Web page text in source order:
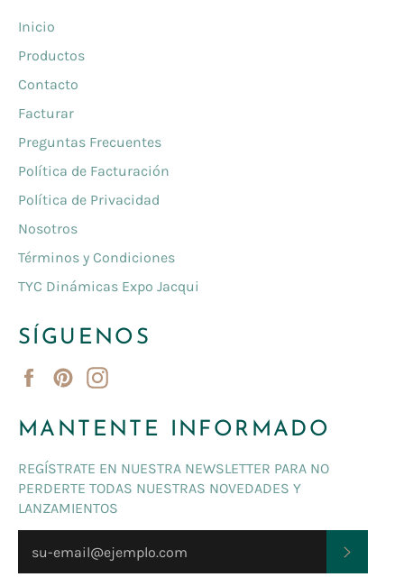
Inicio
Productos
Contacto
Facturar
Preguntas Frecuentes
Política de Facturación
Política de Privacidad
Nosotros
Términos y Condiciones
TYC Dinámicas Expo Jacqui
SÍGUENOS
FacebookPinterest
MANTENTE INFORMADO
REGÍSTRATE EN NUESTRA NEWSLETTER PARA NO
PERDERTE TODAS NUESTRAS NOVEDADES Y
LANZAMIENTOS